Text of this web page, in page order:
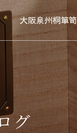
大阪泉州桐箪笥
グ